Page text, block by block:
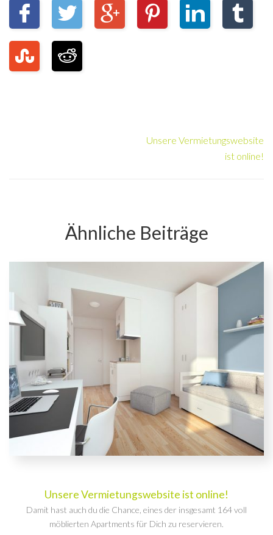
Unsere Vermietungswebsite
ist online!
Ähnliche Beiträge
Unsere Vermietungswebsite ist online!
Damit hast auch du die Chance, eines der insgesamt 164 voll
möblierten Apartments für Dich zu reservieren.